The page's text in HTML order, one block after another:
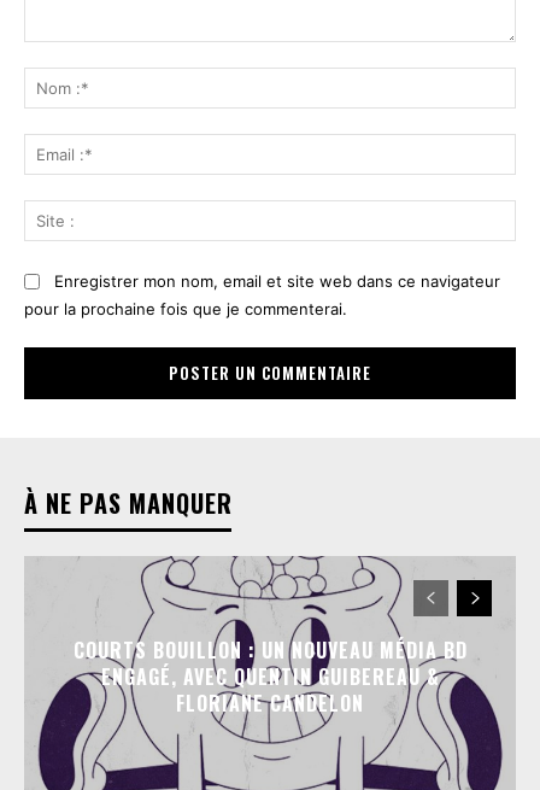
:*
:*
:
Enregistrer mon nom, email et site web dans ce navigateur
pour la prochaine fois que je commenterai.
À NE PAS MANQUER
COURTS BOUILLON : UN NOUVEAU MÉDIA BD
ENGAGÉ, AVEC QUENTIN GUIBEREAU &
FLORIANE CANDELON